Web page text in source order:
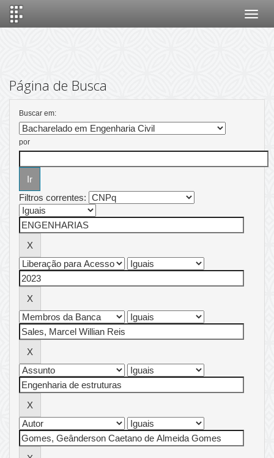
Página de Busca
Buscar em:
por
Filtros correntes: